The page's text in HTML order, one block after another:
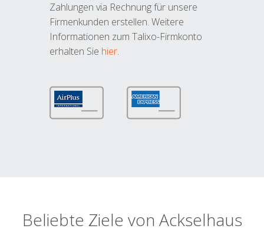
Zahlungen via Rechnung für unsere
Firmenkunden erstellen. Weitere
Informationen zum Talixo-Firmkonto
erhalten Sie hier.
Beliebte Ziele von Ackselhaus